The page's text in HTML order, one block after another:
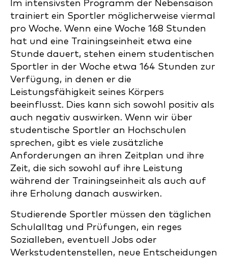
Im intensivsten Programm der Nebensaison
trainiert ein Sportler möglicherweise viermal
pro Woche. Wenn eine Woche 168 Stunden
hat und eine Trainingseinheit etwa eine
Stunde dauert, stehen einem studentischen
Sportler in der Woche etwa 164 Stunden zur
Verfügung, in denen er die
Leistungsfähigkeit seines Körpers
beeinflusst. Dies kann sich sowohl positiv als
auch negativ auswirken. Wenn wir über
studentische Sportler an Hochschulen
sprechen, gibt es viele zusätzliche
Anforderungen an ihren Zeitplan und ihre
Zeit, die sich sowohl auf ihre Leistung
während der Trainingseinheit als auch auf
ihre Erholung danach auswirken.
Studierende Sportler müssen den täglichen
Schulalltag und Prüfungen, ein reges
Sozialleben, eventuell Jobs oder
Werkstudentenstellen, neue Entscheidungen